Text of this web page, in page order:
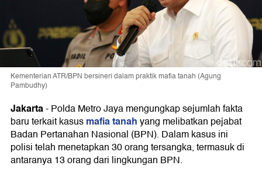
Kementerian ATR/BPN bersineri dalam praktik mafia tanah (Agung
Pambudhy)
Jakarta-Polda Metro Jaya mengungkap sejumlah fakta
baru terkait kasusmafia tanahyang melibatkan pejabat
Badan Pertanahan Nasional (BPN). Dalam kasus ini
polisi telah menetapkan 30 orang tersangka, termasuk di
antaranya 13 orang dari lingkungan BPN.